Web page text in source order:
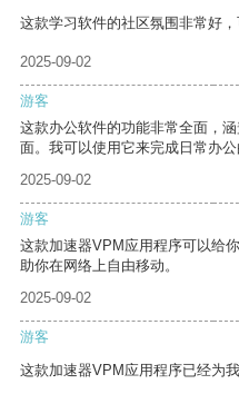
这款学习软件的社区氛围非常好
2025-09-02
游客
这款办公软件的功能非常全面，
面。我可以使用它来完成日常办公
2025-09-02
游客
这款加速器VPM应用程序可以给
助你在网络上自由移动。
2025-09-02
游客
这款加速器VPM应用程序已经为